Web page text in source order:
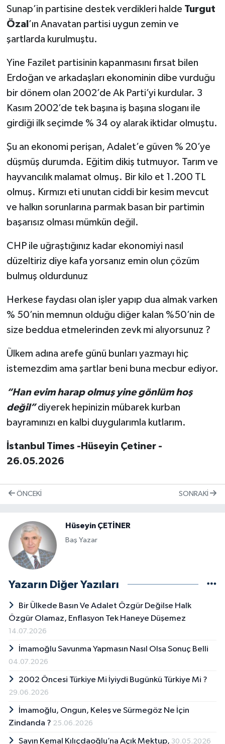
Sunap’in partisine destek verdikleri halde Turgut
Özal ’ın Anavatan partisi uygun zemin ve
şartlarda kurulmuştu.
Yine Fazilet partisinin kapanmasını fırsat bilen
Erdoğan ve arkadaşları ekonominin dibe vurduğu
bir dönem olan 2002’de Ak Parti’yi kurdular. 3
Kasım 2002’de tek başına iş başına sloganı ile
girdiği ilk seçimde % 34 oy alarak iktidar olmuştu.
Şu an ekonomi perişan, Adalet’e güven % 20’ye
düşmüş durumda. Eğitim dikiş tutmuyor. Tarım ve
hayvancılık malamat olmuş. Bir kilo et 1.200 TL
olmuş. Kırmızı eti unutan ciddi bir kesim mevcut
ve halkın sorunlarına parmak basan bir partimin
başarısız olması mümkün değil.
CHP ile uğraştığınız kadar ekonomiyi nasıl
düzeltiriz diye kafa yorsanız emin olun çözüm
bulmuş oldurdunuz
Herkese faydası olan işler yapıp dua almak varken
% 50’nin memnun olduğu diğer kalan %50’nin de
size beddua etmelerinden zevk mi alıyorsunuz ?
Ülkem adına arefe günü bunları yazmayı hiç
istemezdim ama şartlar beni buna mecbur ediyor.
“Han evim harap olmuş yine gönlüm hoş
değil”diyerek hepinizin mübarek kurban
bayramınızı en kalbi duygularımla kutlarım.
İstanbul Times -Hüseyin Çetiner -
26.05.2026
ÖNCEKI SONRAKI
Hüseyin ÇETİNER
Baş Yazar
Yazarın Diğer Yazıları
Bir Ülkede Basın Ve Adalet Özgür Değilse Halk
Özgür Olamaz, Enflasyon Tek Haneye Düşemez
14.07.2026
İmamoğlu Savunma Yapmasın Nasıl Olsa Sonuç Belli
04.07.2026
2002 Öncesi Türkiye Mi İyiydi Bugünkü Türkiye Mi ?
29.06.2026
İmamoğlu, Ongun, Keleş ve Sürmegöz Ne İçin
Zindanda ? 25.06.2026
Sayın Kemal Kılıçdaoğlu’na Açık Mektup, 30.05.2026